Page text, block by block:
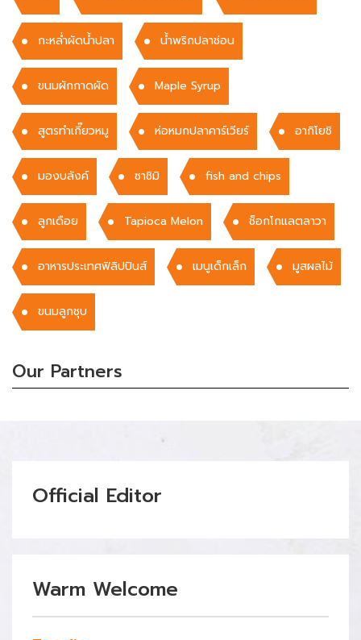
กะหล่ำผัดน้ำปลา น้ำพริกปลาช่อน
ขนมผักกาดผัด Maple Syrup
สูตรทำเกี๊ยวหมู ห่อหมกปลาคาร์เวียร์ อากิโยชิ
มองบลังค์ ซาชิมิ fish and chips
ลูกเดือย Tapioca Melon ช็อกโกแลตลาวา
อาหารประเทศฟิลิปปินส์ เมนูเด็กเล็ก มูสผลไม้
ขนมลูกชุบ
Our Partners
Official Editor
Warm Welcome